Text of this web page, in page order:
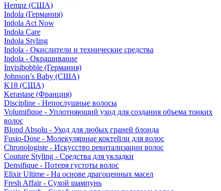
Hempz (США)
Indola (Германия)
Indola Act Now
Indola Care
Indola Styling
Indola - Окислители и технические средства
Indola - Окрашивание
Invisibobble (Германия)
Johnson’s Baby (США)
K18 (США)
Kerastase (Франция)
Discipline - Непослушные волосы
Volumifique - Уплотняющий уход для создания объема тонких
волос
Blond Absolu - Уход для любых граней блонда
Fusio-Dose - Молекулярные коктейли для волос
Chronologiste - Искусство ревитализации волос
Couture Styling - Средства для укладки
Densifique - Потеря густоты волос
Elixir Ultime - На основе драгоценных масел
Fresh Affair - Сухой шампунь